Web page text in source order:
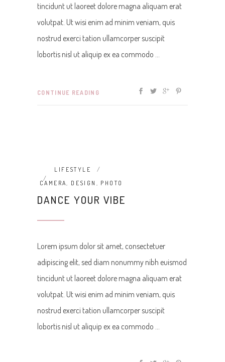
tincidunt ut laoreet dolore magna aliquam erat
volutpat. Ut wisi enim ad minim veniam, quis
nostrud exerci tation ullamcorper suscipit
lobortis nisl ut aliquip ex ea commodo
CONTINUE READING
LIFESTYLE
CAMERA, DESIGN , PHOTO
DANCE YOUR VIBE
Lorem ipsum dolor sit amet, consectetuer
adipiscing elit, sed diam nonummy nibh euismod
tincidunt ut laoreet dolore magna aliquam erat
volutpat. Ut wisi enim ad minim veniam, quis
nostrud exerci tation ullamcorper suscipit
lobortis nisl ut aliquip ex ea commodo